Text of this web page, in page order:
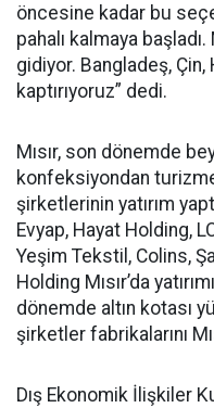
öncesine kadar bu
pahalı kalmaya
gidiyor. Bangladeş, Çin,
kaptırıyoruz” dedi.
Mısır, son dönemde
konfeksiyondan
şirketlerinin yatırım
Evyap, Hayat Holding,
Yeşim Tekstil, Colins,
Holding Mısır’da
dönemde altın kotası
şirketler fabrikalarını
Dış Ekonomik İlişkiler